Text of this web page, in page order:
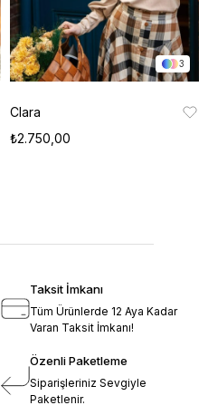
3
Clara
₺2.750,00
Taksit İmkanı
Tüm Ürünlerde 12 Aya Kadar
Varan Taksit İmkanı!
Özenli Paketleme
Siparişleriniz Sevgiyle
Paketlenir.